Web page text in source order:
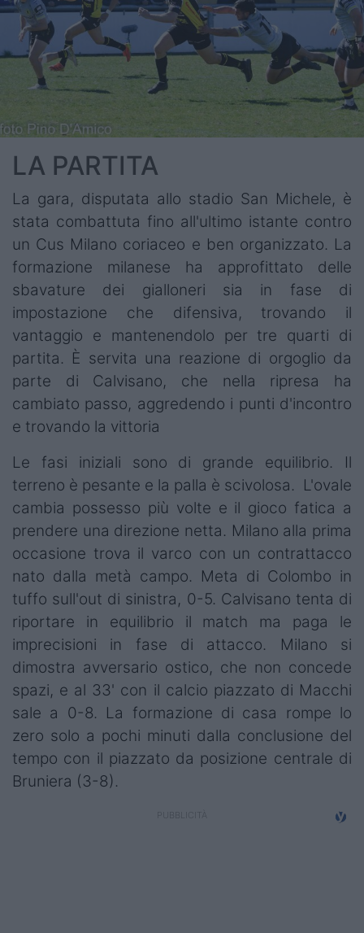
LA PARTITA
La gara, disputata allo stadio San Michele, è
stata combattuta fino all'ultimo istante contro
un Cus Milano coriaceo e ben organizzato. La
formazione milanese ha approfittato delle
sbavature dei gialloneri sia in fase di
impostazione che difensiva, trovando il
vantaggio e mantenendolo per tre quarti di
partita. È servita una reazione di orgoglio da
parte di Calvisano, che nella ripresa ha
cambiato passo, aggredendo i punti d'incontro
e trovando la vittoria
Le fasi iniziali sono di grande equilibrio. Il
terreno è pesante e la palla è scivolosa. L'ovale
cambia possesso più volte e il gioco fatica a
prendere una direzione netta. Milano alla prima
occasione trova il varco con un contrattacco
nato dalla metà campo. Meta di Colombo in
tuffo sull'out di sinistra, 0-5. Calvisano tenta di
riportare in equilibrio il match ma paga le
imprecisioni in fase di attacco. Milano si
dimostra avversario ostico, che non concede
spazi, e al 33' con il calcio piazzato di Macchi
sale a 0-8. La formazione di casa rompe lo
zero solo a pochi minuti dalla conclusione del
tempo con il piazzato da posizione centrale di
Bruniera (3-8).